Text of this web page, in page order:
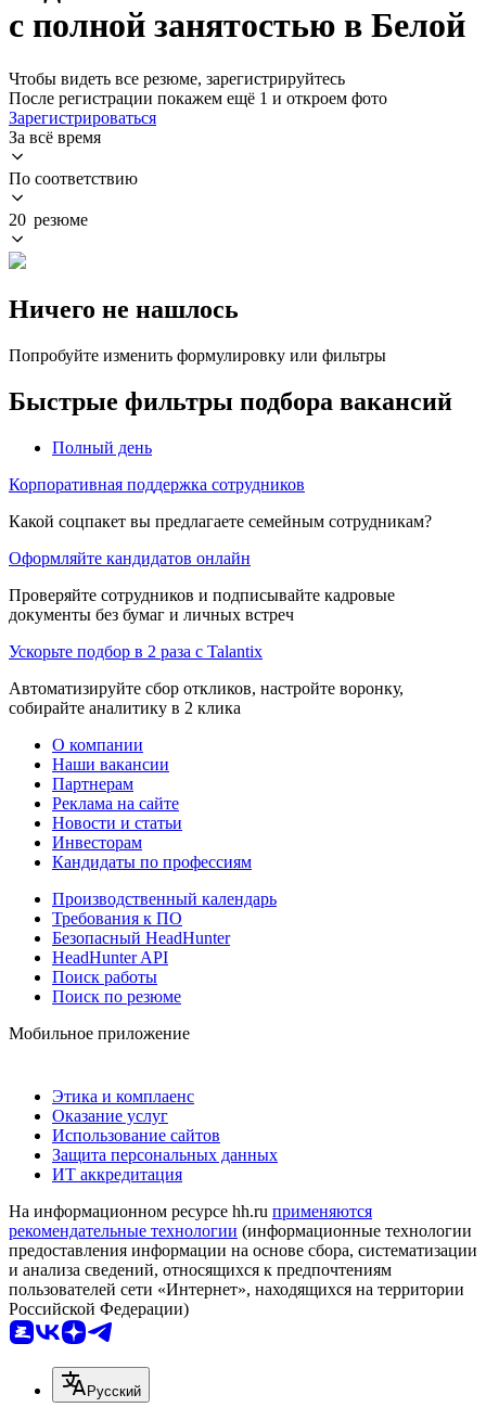
с полной занятостью в Белой
Чтобы видеть все резюме, зарегистрируйтесь
После регистрации покажем ещё 1 и откроем фото
Зарегистрироваться
За всё время
По соответствию
20 резюме
Ничего не нашлось
Попробуйте изменить формулировку или фильтры
Быстрые фильтры подбора вакансий
Полный день
Корпоративная поддержка сотрудников
Какой соцпакет вы предлагаете семейным сотрудникам?
Оформляйте кандидатов онлайн
Проверяйте сотрудников и подписывайте кадровые
документы без бумаг и личных встреч
Ускорьте подбор в 2 раза с Talantix
Автоматизируйте сбор откликов, настройте воронку,
собирайте аналитику в 2 клика
О компании
Наши вакансии
Партнерам
Реклама на сайте
Новости и статьи
Инвесторам
Кандидаты по профессиям
Производственный календарь
Требования к ПО
Безопасный HeadHunter
HeadHunter API
Поиск работы
Поиск по резюме
Мобильное приложение
Этика и комплаенс
Оказание услуг
Использование сайтов
Защита персональных данных
ИТ аккредитация
На информационном ресурсе hh.ru применяются
рекомендательные технологии (информационные технологии
предоставления информации на основе сбора, систематизации
и анализа сведений, относящихся к предпочтениям
пользователей сети «Интернет», находящихся на территории
Российской Федерации)
Русский